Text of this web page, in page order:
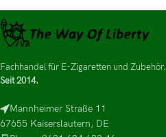
Fachhandel für E-Zigaretten und Zubehör.
Seit 2014.
Mannheimer Straße 11
67655 Kaiserslautern, DE